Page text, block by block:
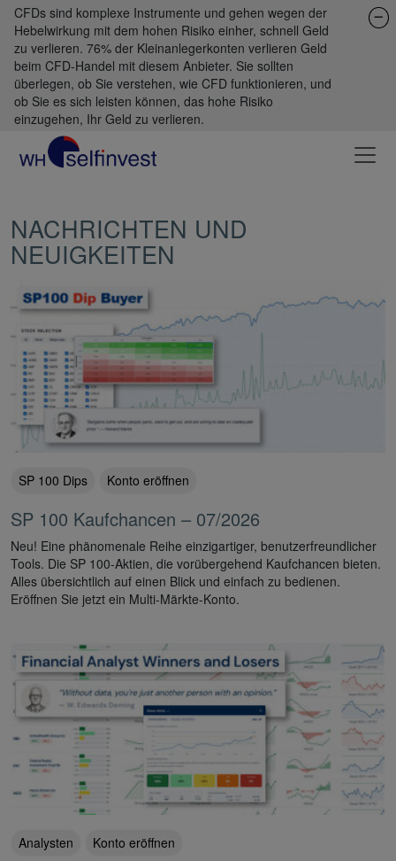
CFDs sind komplexe Instrumente und gehen wegen der
Hebelwirkung mit dem hohen Risiko einher, schnell Geld
zu verlieren. 76% der Kleinanlegerkonten verlieren Geld
beim CFD-Handel mit diesem Anbieter. Sie sollten
überlegen, ob Sie verstehen, wie CFD funktionieren, und
ob Sie es sich leisten können, das hohe Risiko
einzugehen, Ihr Geld zu verlieren.
NACHRICHTEN UND
NEUIGKEITEN
SP 100 Dips Konto eröffnen
SP 100 Kaufchancen – 07/2026
Neu! Eine phänomenale Reihe einzigartiger, benutzerfreundlicher
Tools. Die SP 100-Aktien, die vorübergehend Kaufchancen bieten.
Alles übersichtlich auf einen Blick und einfach zu bedienen.
Eröffnen Sie jetzt ein Multi-Märkte-Konto.
Analysten Konto eröffnen